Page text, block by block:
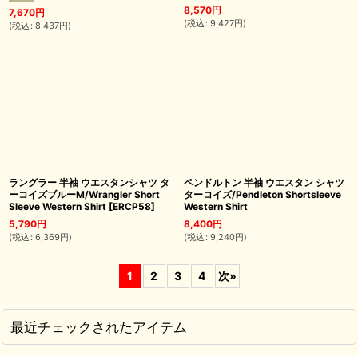
7,670円
(税込 : 8,437円)
8,570円
(税込 : 9,427円)
ラングラー 半袖 ウエスタンシャツ タ
ーコイズブルーM/Wrangler Short
Sleeve Western Shirt [ERCP58]
5,790円
(税込 : 6,369円)
ペンドルトン 半袖 ウエスタン シャツ
ターコイズ/Pendleton Shortsleeve
Western Shirt
8,400円
(税込 : 9,240円)
1 2 3 4 次»
最近チェックされたアイテム